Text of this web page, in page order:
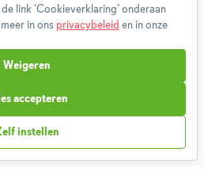
link ‘Cookieverklaring’ onderaan
in ons privacybeleid en in onze
instellen
Weigeren
accepteren